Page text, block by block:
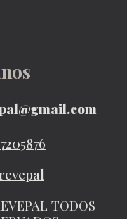
TODOS